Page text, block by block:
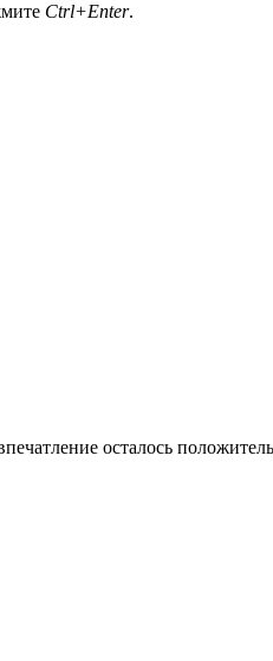
Ctrl+Enter.
осталось